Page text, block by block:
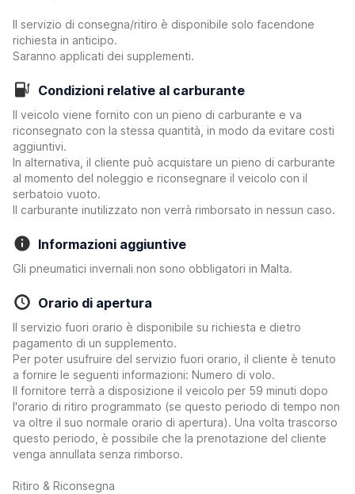
Il servizio di consegna/ritiro è disponibile solo facendone
richiesta in anticipo.
Saranno applicati dei supplementi.
Condizioni relative al carburante
Il veicolo viene fornito con un pieno di carburante e va
riconsegnato con la stessa quantità, in modo da evitare costi
aggiuntivi.
In alternativa, il cliente può acquistare un pieno di carburante
al momento del noleggio e riconsegnare il veicolo con il
serbatoio vuoto.
Il carburante inutilizzato non verrà rimborsato in nessun caso.
Informazioni aggiuntive
Gli pneumatici invernali non sono obbligatori in Malta.
Orario di apertura
Il servizio fuori orario è disponibile su richiesta e dietro
pagamento di un supplemento.
Per poter usufruire del servizio fuori orario, il cliente è tenuto
a fornire le seguenti informazioni: Numero di volo.
Il fornitore terrà a disposizione il veicolo per 59 minuti dopo
l'orario di ritiro programmato (se questo periodo di tempo non
va oltre il suo normale orario di apertura). Una volta trascorso
questo periodo, è possibile che la prenotazione del cliente
venga annullata senza rimborso.
Ritiro & Riconsegna